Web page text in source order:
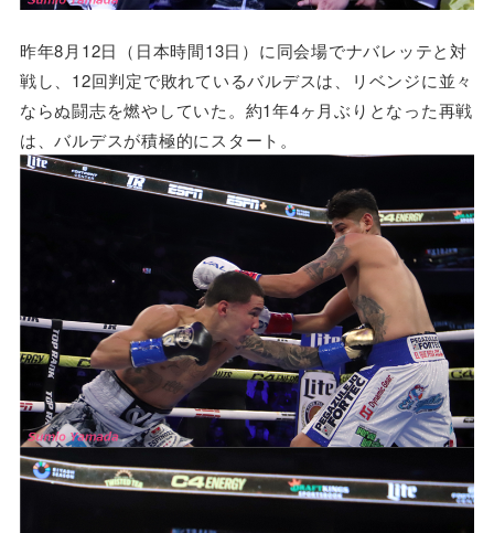
昨年8月12日（日本時間13日）に同会場でナバレッテと対
戦し、12回判定で敗れているバルデスは、リベンジに並々
ならぬ闘志を燃やしていた。約1年4ヶ月ぶりとなった再戦
は、バルデスが積極的にスタート。